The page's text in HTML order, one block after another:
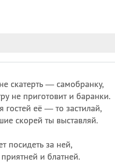
скатерть — самобранку,
не приготовит и баранки.
гостей её — то застилай,
скорей ты выставляй.
посидеть за ней,
и блатней.